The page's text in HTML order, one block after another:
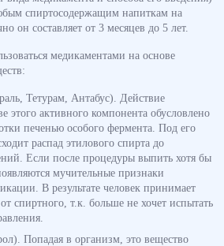
спиртосодержащим напиткам на
он составляет от 3 месяцев до 5 лет.
медикаментами на основе
Тетурам, Антабус). Действие
этого активного компонента обусловлено
печенью особого фермента. Под его
распад этилового спирта до
Если после процедуры выпить хотя бы
мучительные признаки
В результате человек принимает
спиртного, т.к. больше не хочет испытать
Попадая в организм, это вещество